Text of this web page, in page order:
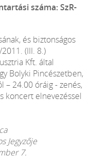
száma: SzR-
és biztonságos
(III. 8.)
Kft. által
Bolyki Pincészetben,
– 24.00 óráig - zenés,
koncert elnevezéssel
Jegyzője
7.